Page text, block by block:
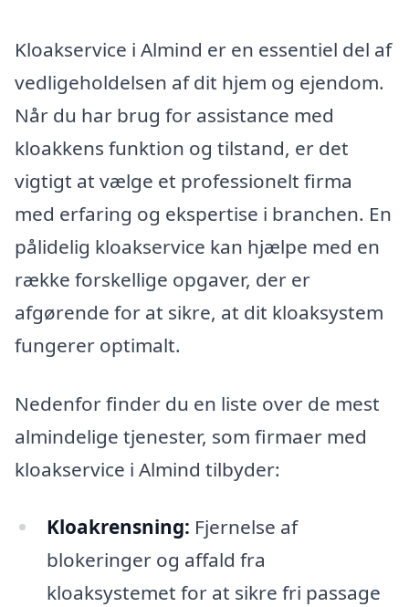
Kloakservice i Almind er en essentiel del af
vedligeholdelsen af dit hjem og ejendom.
Når du har brug for assistance med
kloakkens funktion og tilstand, er det
vigtigt at vælge et professionelt firma
med erfaring og ekspertise i branchen. En
pålidelig kloakservice kan hjælpe med en
række forskellige opgaver, der er
afgørende for at sikre, at dit kloaksystem
fungerer optimalt.
Nedenfor finder du en liste over de mest
almindelige tjenester, som firmaer med
kloakservice i Almind tilbyder:
Kloakrensning: Fjernelse af
blokeringer og affald fra
kloaksystemet for at sikre fri passage